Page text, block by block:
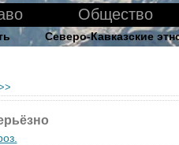
Общество
Северо-Кавказские